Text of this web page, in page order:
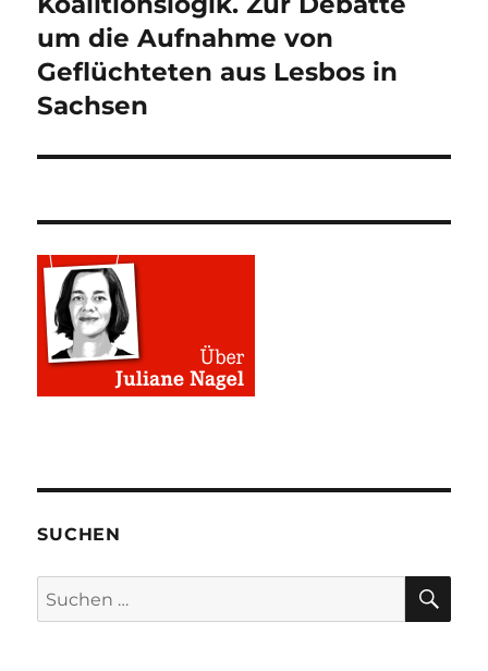
um die Aufnahme von
Geflüchteten aus Lesbos in
Sachsen
SUCHEN
Suchen
nach: